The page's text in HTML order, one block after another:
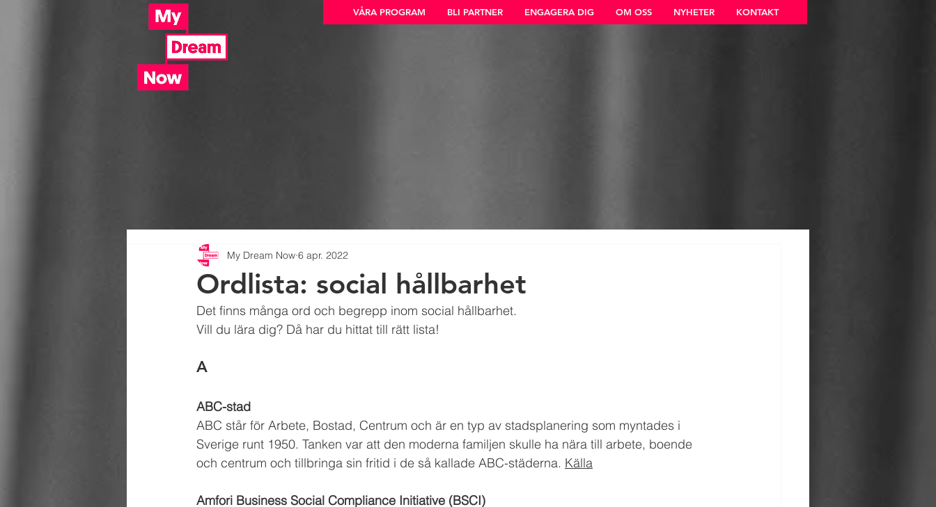
VÅRA PROGRAM BLI PARTNER ENGAGERA DIG OM OSS NYHETER KONTAKT
Ordlista: social hållbarhet
My Dream Now 6 apr. 2022
Det finns många ord och begrepp inom social hållbarhet.
Vill du lära dig? Då har du hittat till rätt lista!
A
ABC-stad
ABC står för Arbete, Bostad, Centrum och är en typ av stadsplanering som myntades i
Sverige runt 1950. Tanken var att den moderna familjen skulle ha nära till arbete, boende
och centrum och tillbringa sin fritid i de så kallade ABC-städerna. Källa
Amfori Business Social Compliance Initiative (BSCI)